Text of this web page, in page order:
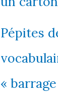
Pépites
«